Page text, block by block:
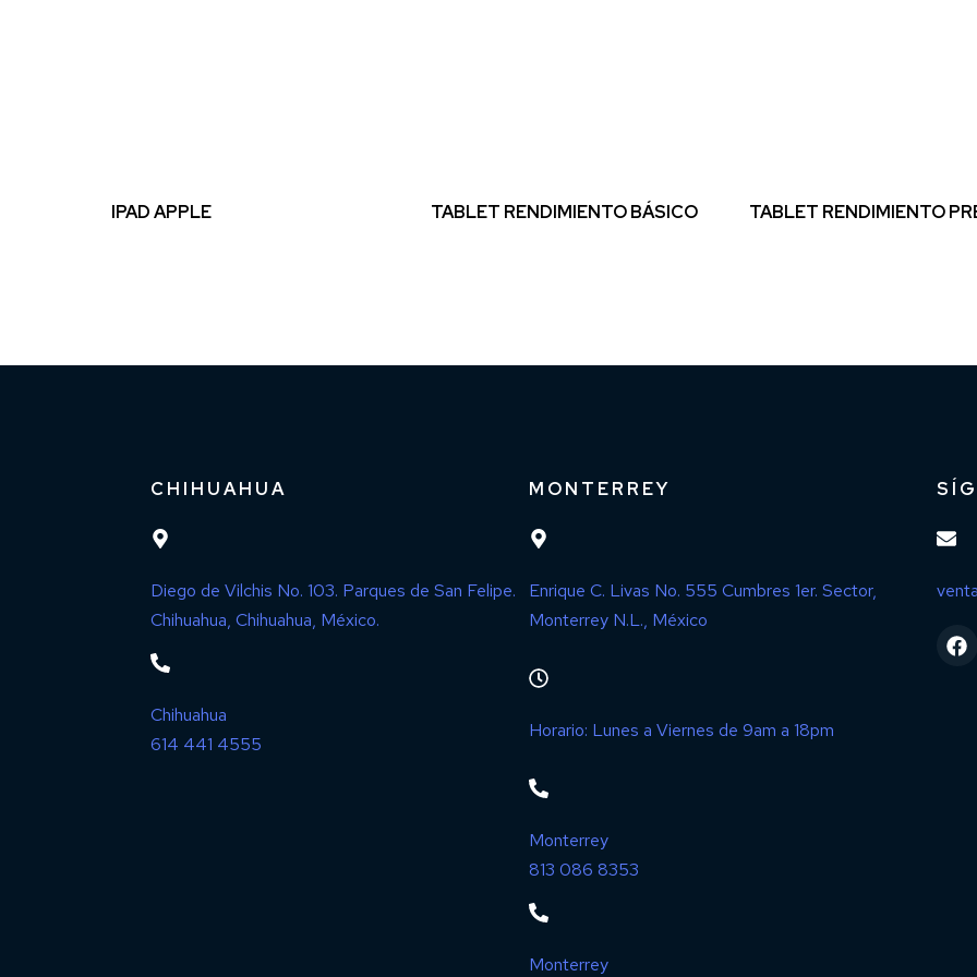
IPAD APPLE TABLET RENDIMIENTO BÁSICO TABLET RENDIMIENTO
CHIHUAHUA
Diego de Vilchis No. 103. Parques de San Felipe.
Chihuahua, Chihuahua, México.
Chihuahua
614 441 4555
MONTERREY
Enrique C. Livas No. 555 Cumbres 1er. Sector,
Monterrey N.L., México
Horario: Lunes a Viernes de 9am a 18pm
Monterrey
813 086 8353
Monterrey